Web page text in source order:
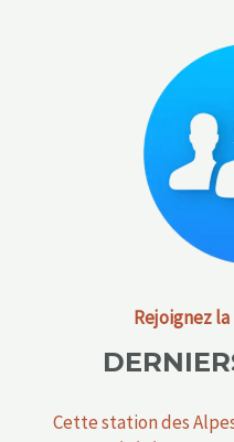
Rejoignez
Cette station des